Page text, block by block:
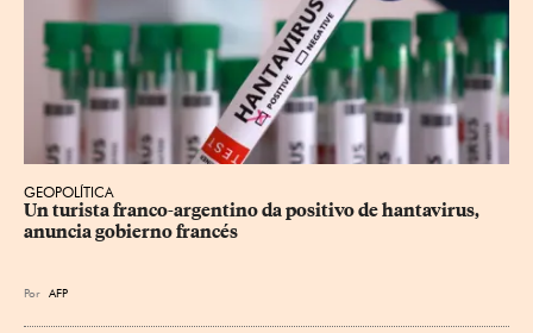
GEOPOLÍTICA
Un turista franco-argentino da positivo de hantavirus,
anuncia gobierno francés
Por AFP